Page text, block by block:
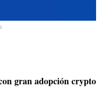
gran adopción crypto